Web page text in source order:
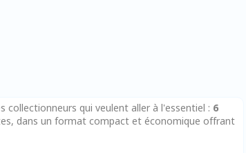
collectionneurs qui veulent aller à l'essentiel : 6
dans un format compact et économique offrant